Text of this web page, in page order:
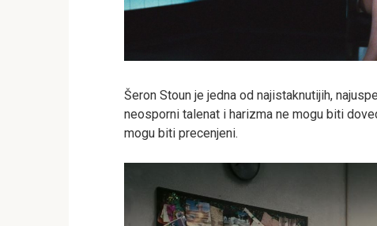
Šeron Stoun je jedna od najistaknutijih,
neosporni talenat i harizma ne mogu biti
mogu biti precenjeni.